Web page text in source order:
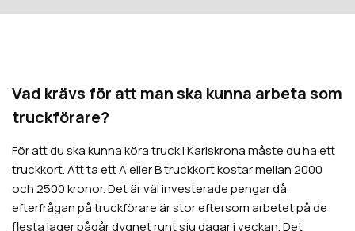
Vad krävs för att man ska kunna arbeta som
truckförare?
För att du ska kunna köra truck i Karlskrona måste du ha ett
truckkort. Att ta ett A eller B truckkort kostar mellan 2000
och 2500 kronor. Det är väl investerade pengar då
efterfrågan på truckförare är stor eftersom arbetet på de
flesta lager pågår dygnet runt sju dagar i veckan. Det